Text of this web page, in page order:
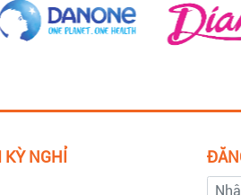
KỲ NGHỈ